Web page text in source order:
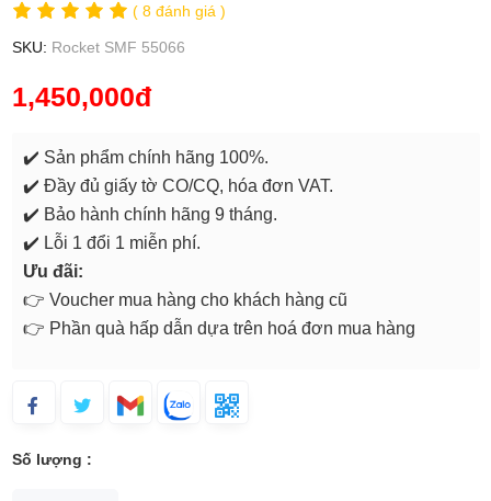
( 8 đánh giá )
SKU: Rocket SMF 55066
1,450,000đ
✔️ Sản phẩm chính hãng 100%.
✔️ Đầy đủ giấy tờ CO/CQ, hóa đơn VAT.
✔️ Bảo hành chính hãng 9 tháng.
✔️ Lỗi 1 đổi 1 miễn phí.
Ưu đãi:
👉 Voucher mua hàng cho khách hàng cũ
👉 Phần quà hấp dẫn dựa trên hoá đơn mua hàng
Số lượng :